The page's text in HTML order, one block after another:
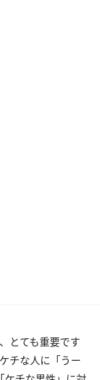
とても重要です
チな人に「うー